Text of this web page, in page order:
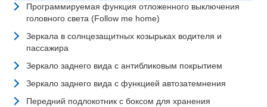
Программируемая функция отложенного выключения
головного света (Follow me home)
Зеркала в солнцезащитных козырьках водителя и
пассажира
Зеркало заднего вида с антибликовым покрытием
Зеркало заднего вида с функцией автозатемнения
Передний подлокотник с боксом для хранения